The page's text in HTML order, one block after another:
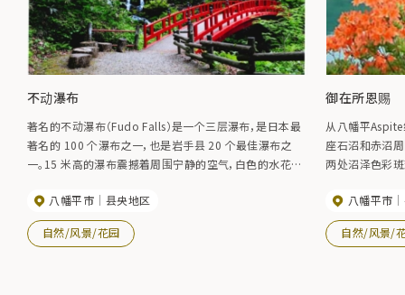
不动瀑布
著名的不动瀑布（Fudo Falls）是一个三层瀑布，是日本最
著名的 100 个瀑布之一，也是岩手县 20 个最佳瀑布之
一。15 米高的瀑布震撼着周围宁静的空气，白色的水花垂
如今这个宁静的地方仍保留着这种氛围，瀑布中央供奉着
石雕的不动明王像。
八幡平市 县央地区
自然/风景/花园
御在所恩赐
从八幡平
座石沼和赤沼
两处沼泽色彩
90 分钟即可
合等高山植物。
八幡平市
自然/风景/